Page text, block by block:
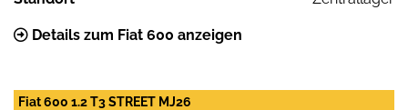
Details zum Fiat 600 anzeigen
Fiat 600 1.2 T3 STREET MJ26